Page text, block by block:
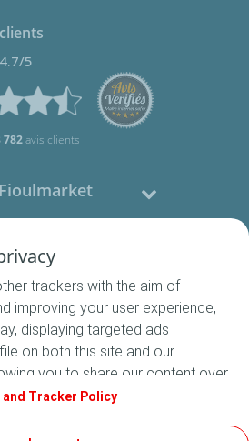
5
782avis clients
Fioulmarket
contacter
Suivez-nous
trackers with the aim of
improving your user experience,
displaying targeted ads
on both this site and our
you to share our content over
with French legislation,
and Tracker Policy